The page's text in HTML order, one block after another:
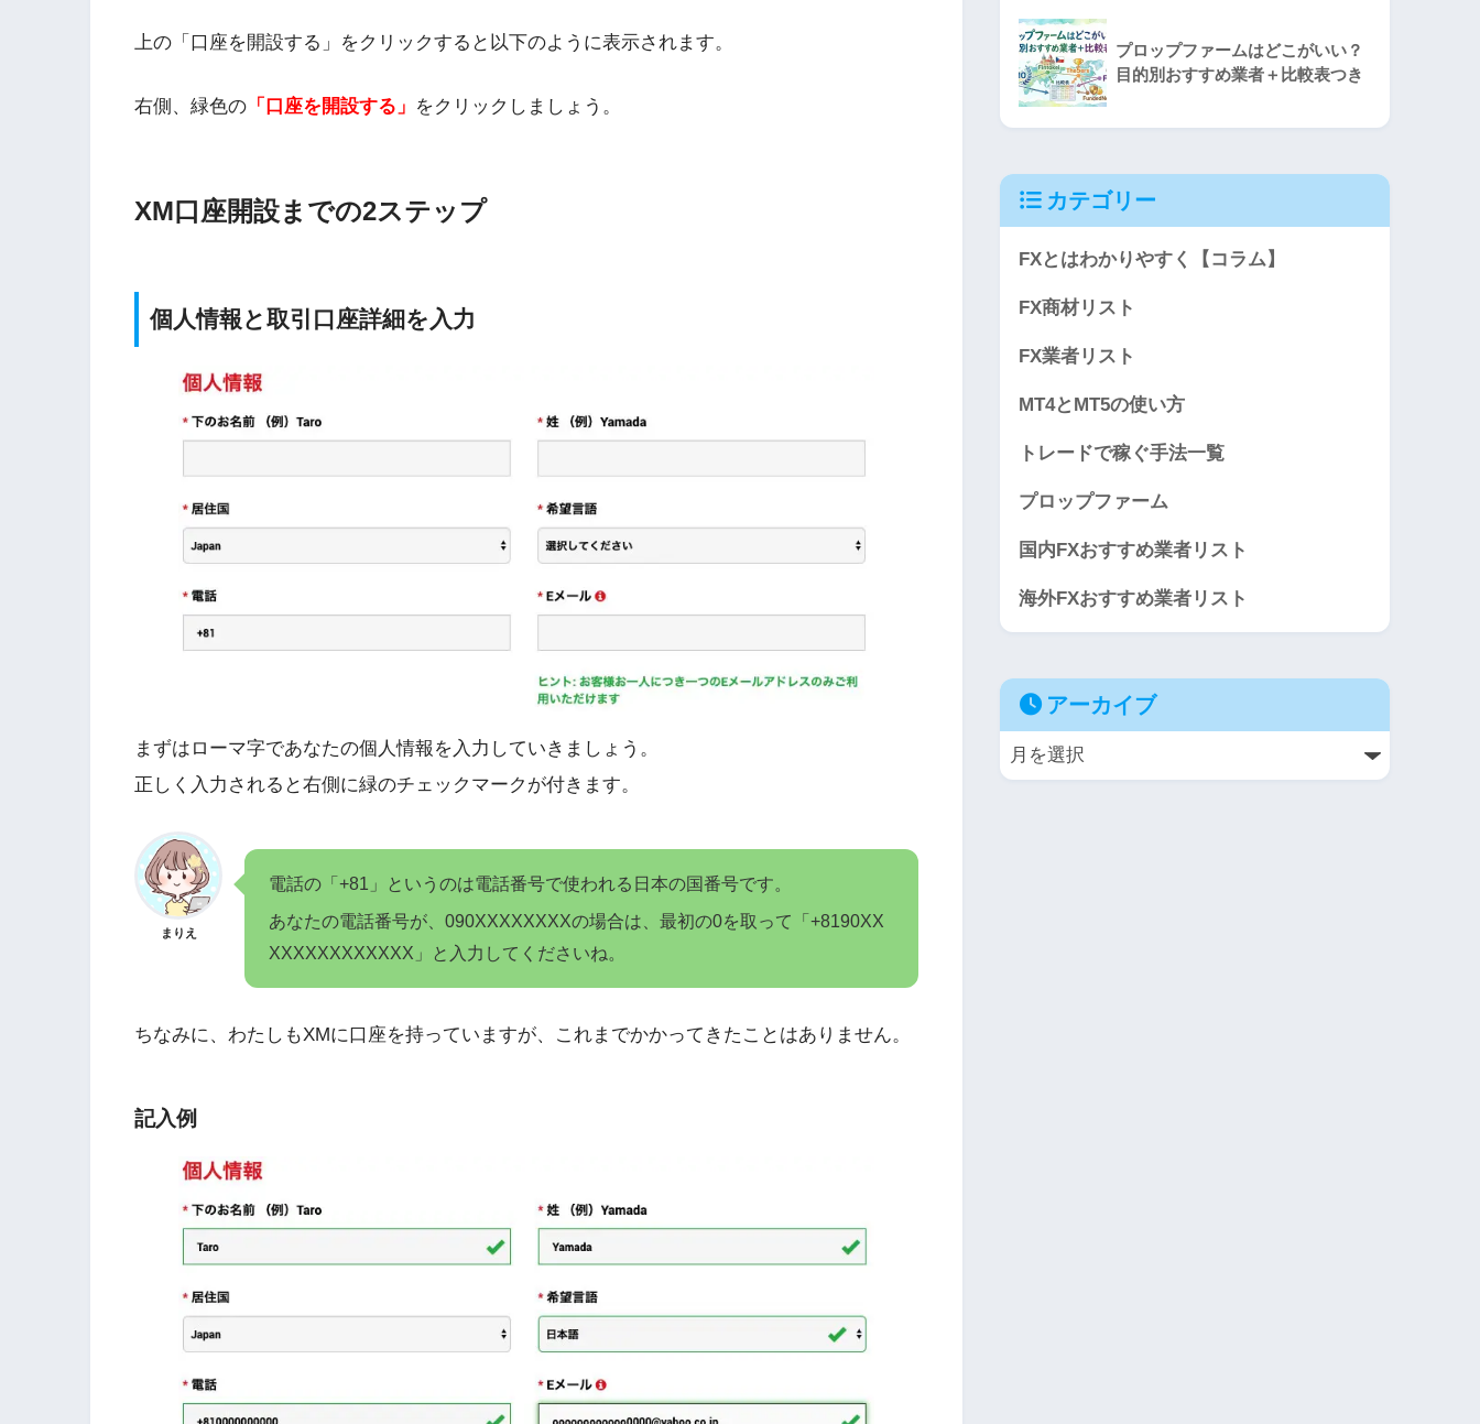
上の「口座を開設する」をクリックすると以下のように表示されます。
右側、緑色の 「口座を開設する」 をクリックしましょう。
XM口座開設までの2ステップ
個人情報と取引口座詳細を入力
まずはローマ字であなたの個人情報を入力していきましょう。
正しく入力されると右側に緑のチェックマークが付きます。
まりえ
電話の「+81」というのは電話番号で使われる日本の国番号です。
あなたの電話番号が、090XXXXXXXXの場合は、最初の0を取って「+8190XX
XXXXXXXXXXXX」と入力してくださいね。
ちなみに、わたしもXMに口座を持っていますが、これまでかかってきたことはありません。
記入例
プロップファームはどこがいい？
目的別おすすめ業者＋比較表つき
カテゴリー
FXとはわかりやすく【コラム】
FX商材リスト
FX業者リスト
MT4とMT5の使い方
トレードで稼ぐ手法一覧
プロップファーム
国内FXおすすめ業者リスト
海外FXおすすめ業者リスト
アーカイブ